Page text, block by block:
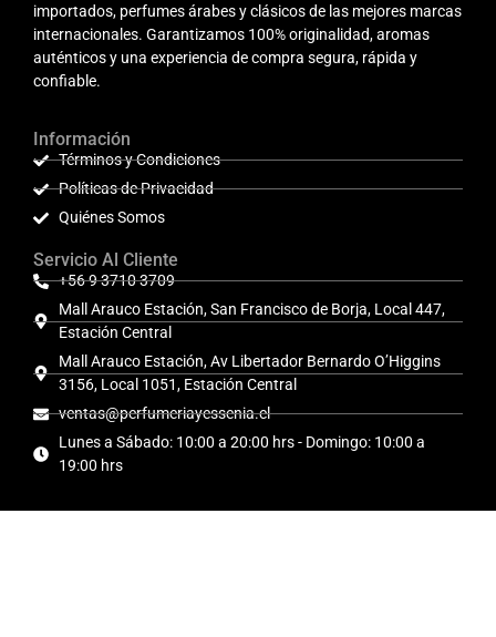
importados, perfumes árabes y clásicos de las mejores marcas
internacionales. Garantizamos 100% originalidad, aromas
auténticos y una experiencia de compra segura, rápida y
confiable.
Información
Términos y Condiciones
Políticas de Privacidad
Quiénes Somos
Servicio Al Cliente
+56 9 3710 3709
Mall Arauco Estación, San Francisco de Borja, Local 447,
Estación Central
Mall Arauco Estación, Av Libertador Bernardo O’Higgins
3156, Local 1051, Estación Central
ventas@perfumeriayessenia.cl
Lunes a Sábado: 10:00 a 20:00 hrs - Domingo: 10:00 a
19:00 hrs